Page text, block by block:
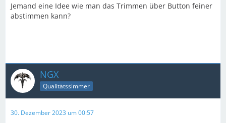
Jemand eine Idee wie man das Trimmen über Button feiner
abstimmen kann?
NGX
Qualitätssimmer
30. Dezember 2023 um 00:57